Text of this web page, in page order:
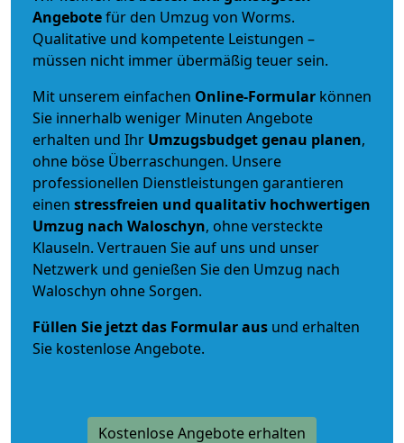
Angebotefür den Umzug von Worms.
Qualitative und kompetente Leistungen –
müssen nicht immer übermäßig teuer sein.
Mit unserem einfachen Online-Formular können
Sie innerhalb weniger Minuten Angebote
erhalten und Ihr Umzugsbudgetgenau planen,
ohne böse Überraschungen. Unsere
professionellen Dienstleistungen garantieren
einen stressfreien und qualitativ hochwertigen
Umzug nach Waloschyn, ohne versteckte
Klauseln. Vertrauen Sie auf uns und unser
Netzwerk und genießen Sie den Umzug nach
Waloschyn ohne Sorgen.
Füllen Sie jetzt das Formular aus und erhalten
Sie kostenlose Angebote.
Kostenlose Angebote erhalten